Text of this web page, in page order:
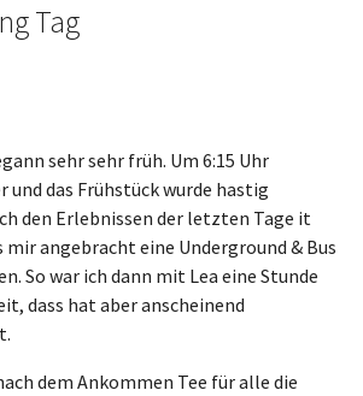
Tag
sehr sehr früh. Um 6:15 Uhr
und das Frühstück wurde hastig
den Erlebnissen der letzten Tage it
mir angebracht eine Underground & Bus
So war ich dann mit Lea eine Stunde
dass hat aber anscheinend
dem Ankommen Tee für alle die